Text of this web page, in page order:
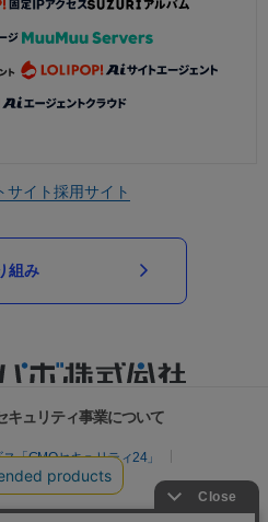
サイト採用サイト
組み
キュリティ事業について
「GMOセキュリティ24」
ク診断